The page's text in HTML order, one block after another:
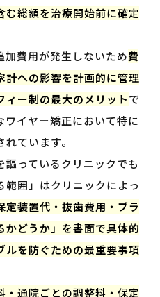
む総額を治療開始前に確定
加費用が発生しないため費
計への影響を計画的に管理
ィー制の最大のメリットで
ワイヤー矯正において特に
ています。
っているクリニックでも
範囲」はクリニックによっ
定装置代・抜歯費用・ブラ
かどうか」を書面で具体的
ルを防ぐための最重要事項
・通院ごとの調整料・保定